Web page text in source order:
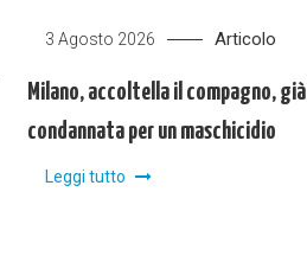
3 Agosto 2026 Articolo
Milano, accoltella il compagno, già
condannata per un maschicidio
Leggi tutto